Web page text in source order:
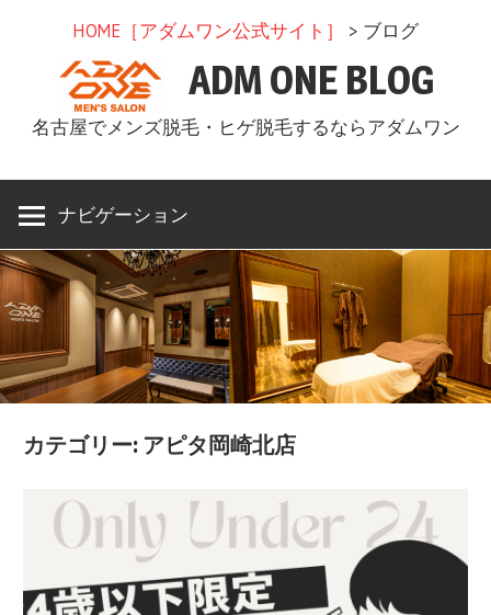
へ
ッ
プ
HOME［アダムワン公式サイト］ > ブログ
ADM ONE BLOG
名古屋でメンズ脱毛・ヒゲ脱毛するならアダムワン
ナビゲーション
カテゴリー: アピタ岡崎北店